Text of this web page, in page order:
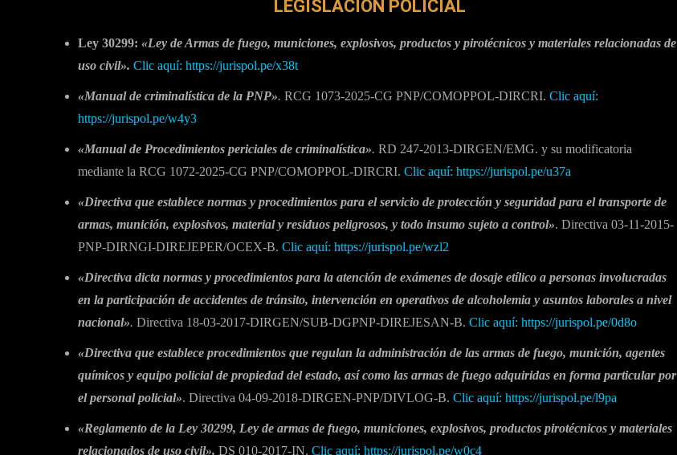
LEGISLACIÓN POLICIAL
Ley 30299: «Ley de Armas de fuego, municiones, explosivos, productos y pirotécnicos y materiales relacionadas de
uso civil». Clic aquí: https://jurispol.pe/x38t
«Manual de criminalística de la PNP». RCG 1073-2025-CG PNP/COMOPPOL-DIRCRI. Clic aquí:
https://jurispol.pe/w4y3
«Manual de Procedimientos periciales de criminalística». RD 247-2013-DIRGEN/EMG. y su modificatoria
mediante la RCG 1072-2025-CG PNP/COMOPPOL-DIRCRI. Clic aquí: https://jurispol.pe/u37a
«Directiva que establece normas y procedimientos para el servicio de protección y seguridad para el transporte de
armas, munición, explosivos, material y residuos peligrosos, y todo insumo sujeto a control». Directiva 03-11-2015-
PNP-DIRNGI-DIREJEPER/OCEX-B. Clic aquí: https://jurispol.pe/wzl2
«Directiva dicta normas y procedimientos para la atención de exámenes de dosaje etílico a personas involucradas
en la participación de accidentes de tránsito, intervención en operativos de alcoholemia y asuntos laborales a nivel
nacional». Directiva 18-03-2017-DIRGEN/SUB-DGPNP-DIREJESAN-B. Clic aquí: https://jurispol.pe/0d8o
«Directiva que establece procedimientos que regulan la administración de las armas de fuego, munición, agentes
químicos y equipo policial de propiedad del estado, así como las armas de fuego adquiridas en forma particular por
el personal policial». Directiva 04-09-2018-DIRGEN-PNP/DIVLOG-B. Clic aquí: https://jurispol.pe/l9pa
«Reglamento de la Ley 30299, Ley de armas de fuego, municiones, explosivos, productos pirotécnicos y materiales
relacionados de uso civil». DS 010-2017-IN. Clic aquí: https://jurispol.pe/w0c4